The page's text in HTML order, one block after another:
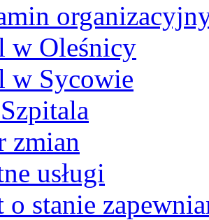
w Oleśnicy
w Sycowie
zmian
usługi
o stanie